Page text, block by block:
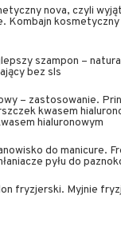
nova, czyli
Kombajn
szampon –
bez sls
– zastosowanie.
kwasem
hialuronowym
do manicure.
pyłu do
fryzjerski. Myjnie